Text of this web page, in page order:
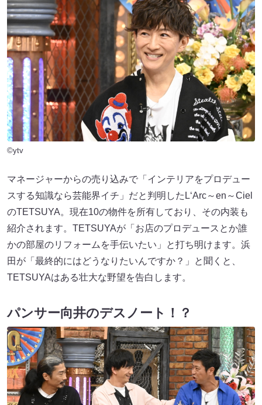
©ytv
マネージャーからの売り込みで「インテリアをプロデュー
スする知識なら芸能界イチ」だと判明したL‘Arc～en～Ciel
のTETSUYA。現在10の物件を所有しており、その内装も
紹介されます。TETSUYAが「お店のプロデュースとか誰
かの部屋のリフォームを手伝いたい」と打ち明けます。浜
田が「最終的にはどうなりたいんですか？」と聞くと、
TETSUYAはある壮大な野望を告白します。
パンサー向井のデスノート！？